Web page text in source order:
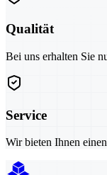
Qualität
Bei uns erhalten Sie
Service
Wir bieten Ihnen